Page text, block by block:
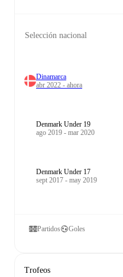
Selección nacional
Dinamarca
abr 2022 - ahora
Denmark Under 19
ago 2019 - mar 2020
Denmark Under 17
sept 2017 - may 2019
Partidos Goles
Trofeos